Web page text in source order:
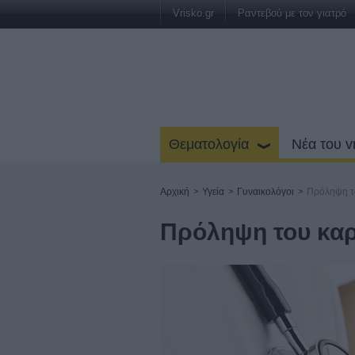
Vrisko.gr Ραντεβού με τον γιατρό
Θεματολογία Νέα του
Αρχική > Υγεία > Γυναικολόγοι > Πρόληψη
Πρόληψη του